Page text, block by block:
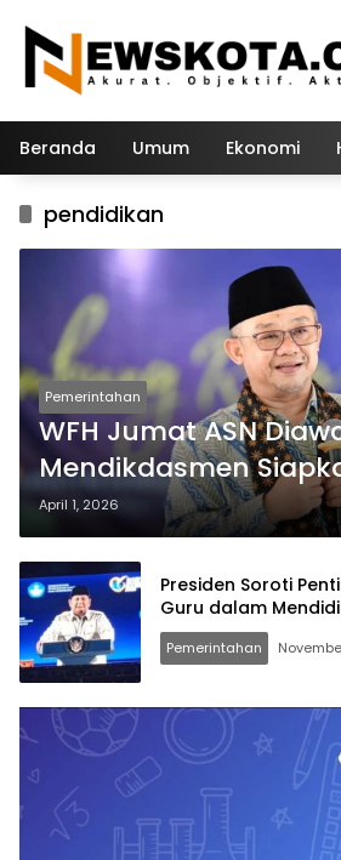
konten
Beranda Umum Ekonomi
pendidikan
Pemerintahan
WFH Jumat ASN
Mendikdasmen
Mekanisme Kinerja
April 1, 2026
Presiden Soroti
Guru dalam
Pemerintahan